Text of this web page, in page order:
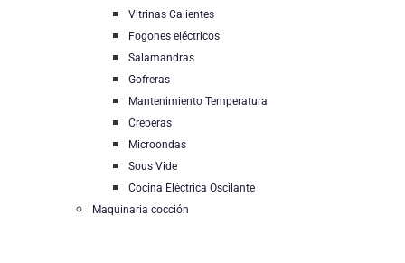
Vitrinas Calientes
Fogones eléctricos
Salamandras
Gofreras
Mantenimiento Temperatura
Creperas
Microondas
Sous Vide
Cocina Eléctrica Oscilante
Maquinaria cocción